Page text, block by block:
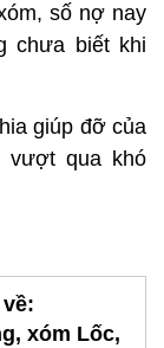
số nợ nay
chưa biết khi
giúp đỡ của
vượt qua khó
xóm Lốc,